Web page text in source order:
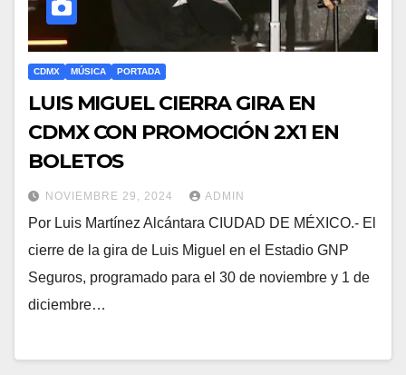
CDMX MÚSICA PORTADA
LUIS MIGUEL CIERRA GIRA EN
CDMX CON PROMOCIÓN 2X1 EN
BOLETOS
NOVIEMBRE 29, 2024 ADMIN
Por Luis Martínez Alcántara CIUDAD DE MÉXICO.- El
cierre de la gira de Luis Miguel en el Estadio GNP
Seguros, programado para el 30 de noviembre y 1 de
diciembre…